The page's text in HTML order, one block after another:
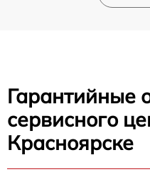
Гарантийные
сервисного
Красноярске